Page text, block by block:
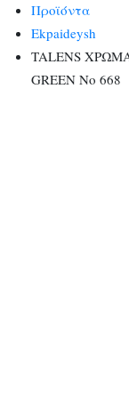
Προϊόντα
Ekpaideysh
TALENS
GREEN No 668